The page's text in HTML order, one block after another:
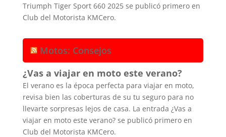
Triumph Tiger Sport 660 2025 se publicó primero en
Club del Motorista KMCero.
Motos: Consejos
¿Vas a viajar en moto este verano?
El verano es la época perfecta para viajar en moto,
revisa bien las coberturas de su tu seguro para no
llevarte sorpresas lejos de casa. La entrada ¿Vas a
viajar en moto este verano? se publicó primero en
Club del Motorista KMCero.